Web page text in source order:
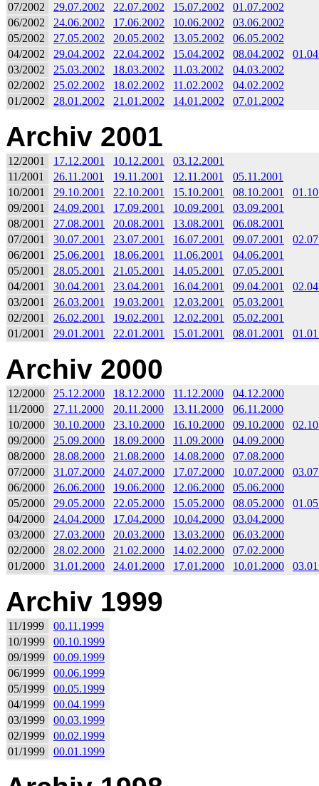
07/2002
29.07.2002 22.07.2002 15.07.2002
01.07.2002
06/2002
24.06.2002 17.06.2002 10.06.2002
03.06.2002
05/2002
27.05.2002 20.05.2002 13.05.2002
06.05.2002
04/2002
29.04.2002 22.04.2002 15.04.2002 08.04.2002
03/2002
25.03.2002 18.03.2002 11.03.2002
04.03.2002
02/2002
25.02.2002 18.02.2002 11.02.2002
04.02.2002
01/2002
28.01.2002 21.01.2002 14.01.2002 07.01.2002
Archiv 2001
12/2001 17.12.2001 10.12.2001
03.12.2001
11/2001
26.11.2001 19.11.2001 12.11.2001
05.11.2001
10/2001
29.10.2001 22.10.2001 15.10.2001 08.10.2001
09/2001
24.09.2001 17.09.2001 10.09.2001
03.09.2001
08/2001
27.08.2001 20.08.2001 13.08.2001
06.08.2001
07/2001
30.07.2001 23.07.2001 16.07.2001 09.07.2001
06/2001
25.06.2001 18.06.2001 11.06.2001
04.06.2001
05/2001
28.05.2001 21.05.2001 14.05.2001
07.05.2001
04/2001
30.04.2001 23.04.2001 16.04.2001 09.04.2001
03/2001
26.03.2001 19.03.2001 12.03.2001
05.03.2001
02/2001
26.02.2001 19.02.2001 12.02.2001
05.02.2001
01/2001
29.01.2001 22.01.2001 15.01.2001 08.01.2001
Archiv 2000
12/2000 25.12.2000 18.12.2000 11.12.2000
04.12.2000
11/2000
27.11.2000 20.11.2000 13.11.2000
06.11.2000
10/2000
30.10.2000 23.10.2000 16.10.2000 09.10.2000
09/2000
25.09.2000 18.09.2000 11.09.2000
04.09.2000
08/2000
28.08.2000 21.08.2000 14.08.2000
07.08.2000
07/2000
31.07.2000 24.07.2000 17.07.2000 10.07.2000
06/2000
26.06.2000 19.06.2000 12.06.2000
05.06.2000
05/2000
29.05.2000 22.05.2000 15.05.2000 08.05.2000
04/2000
24.04.2000 17.04.2000 10.04.2000
03.04.2000
03/2000
27.03.2000 20.03.2000 13.03.2000
06.03.2000
02/2000
28.02.2000 21.02.2000 14.02.2000
07.02.2000
01/2000
31.01.2000 24.01.2000 17.01.2000 10.01.2000
Archiv 1999
11/1999
00.11.1999
10/1999
00.10.1999
09/1999
00.09.1999
06/1999
00.06.1999
05/1999
00.05.1999
04/1999
00.04.1999
03/1999
00.03.1999
02/1999
00.02.1999
01/1999
00.01.1999